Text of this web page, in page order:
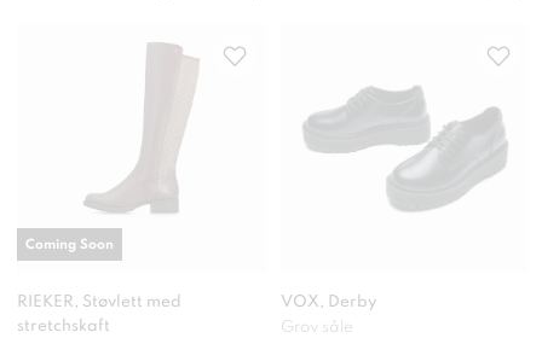
RIEKER, Støvlett med
stretchskaft
Coming Soon
VOX, Derby
Grov såle